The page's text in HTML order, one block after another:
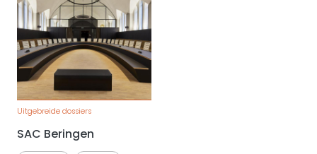
Uitgebreide dossiers
SAC Beringen